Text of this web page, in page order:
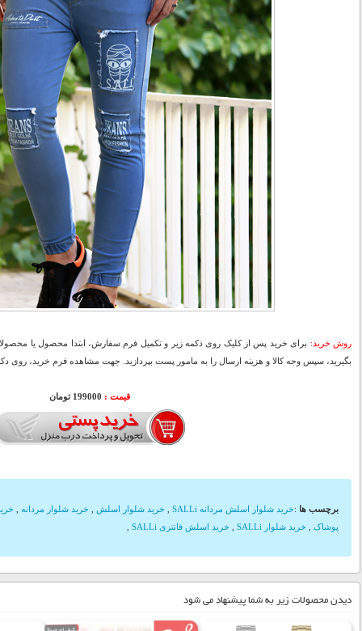
روش خرید: برای خرید پس از کلیک روی دکمه زیر و تکمیل فرم سفارش، ابتدا محصول یا
بگیرید، سپس وجه کالا و هزینه ارسال را به مامور پست بپردازید. جهت مشاهده فرم خرید، روی
قیمت : 199000 تومان
برچسب ها :خرید شلوار اسلش مردانه SALLi خرید شلوار اسلش خرید شلوار مردانه
پوشاک
خرید شلوار SALLi خرید اسلش فانتزی SALLi
دیدن محصولات زیر به شما پیشنهاد می شود